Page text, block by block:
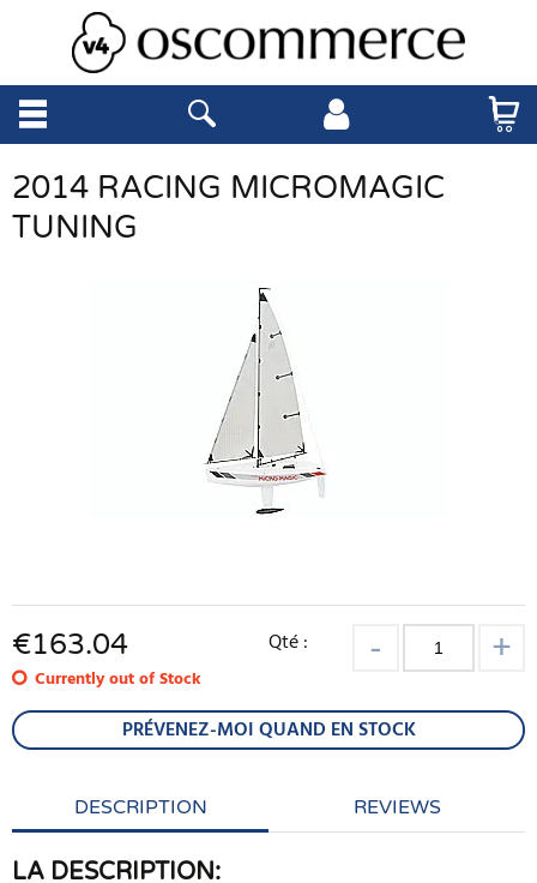
2014 RACING MICROMAGIC
TUNING
€163.04
Currently out of Stock
Qté :
PRÉVENEZ-MOI QUAND EN STOCK
DESCRIPTION REVIEWS
LA DESCRIPTION: